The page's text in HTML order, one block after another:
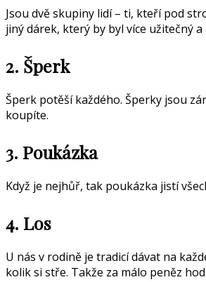
Jsou dvě skupiny lidí – ti, kteří pod
jiný dárek, který by byl více užitečný
2. Šperk
Šperk potěší každého. Šperky jsou
koupíte.
3. Poukázka
Když je nejhůř, tak poukázka jistí
4. Los
U nás v rodině je tradicí dávat na
kolik si stře. Takže za málo peněz